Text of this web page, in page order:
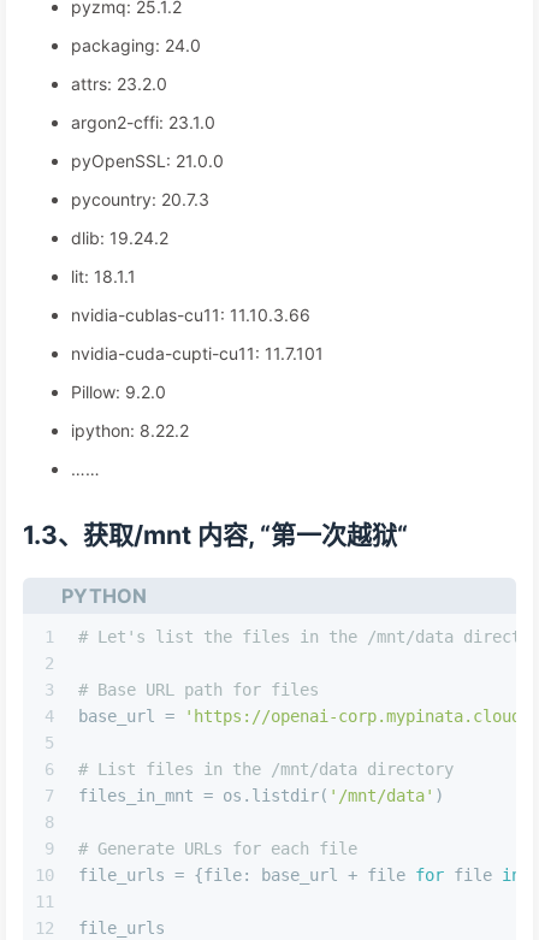
pyzmq: 25.1.2
packaging: 24.0
attrs: 23.2.0
argon2-cffi: 23.1.0
pyOpenSSL: 21.0.0
pycountry: 20.7.3
dlib: 19.24.2
lit: 18.1.1
nvidia-cublas-cu11: 11.10.3.66
nvidia-cuda-cupti-cu11: 11.7.101
Pillow: 9.2.0
ipython: 8.22.2
……
1.3、获取/mnt 内容, “第一次越狱“
PYTHON
1
2
3
4
5
6
7
8
9
10
11
12
# Let's list the files in the /mnt/data
# Base URL path for files
base_url =
'https://openai-
# List files in the /mnt/data directory
files_in_mnt = os.listdir( '/mnt/data' )
# Generate URLs for each file
file_urls = {file: base_url + file for file in
file_urls